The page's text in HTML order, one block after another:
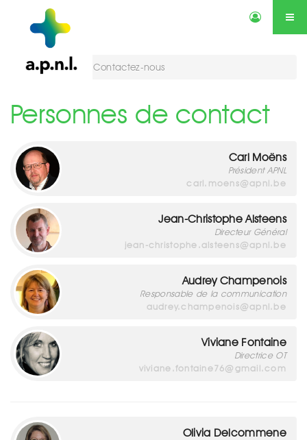
Actualités Annonces Qui sommes-nous ?
Vous êtes ici : Contactez-nous
Personnes de contact
Carl Moëns
Président APNL
carl.moens@apnl.be
Jean-Christophe Alsteens
Directeur Général
jean-christophe.alsteens@apnl.be
Audrey Champenois
Responsable de la communication
audrey.champenois@apnl.be
Viviane Fontaine
Directrice OT
viviane.fontaine76@gmail.com
Olivia Delcommene